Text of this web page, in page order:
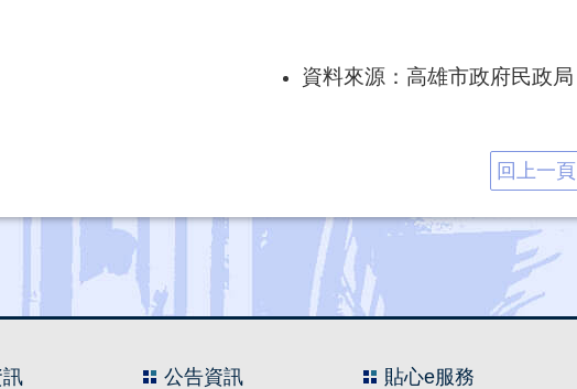
資料來源：高雄市政府民政局
回上一頁
公告資訊 貼心e服務